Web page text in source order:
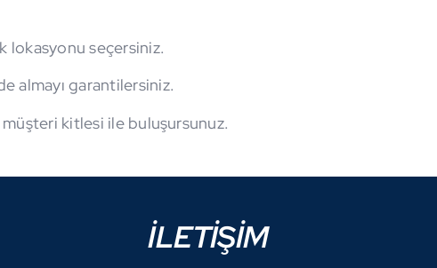
lokasyonu seçersiniz.
almayı garantilersiniz.
kitlesi ile buluşursunuz.
İLETİŞİM